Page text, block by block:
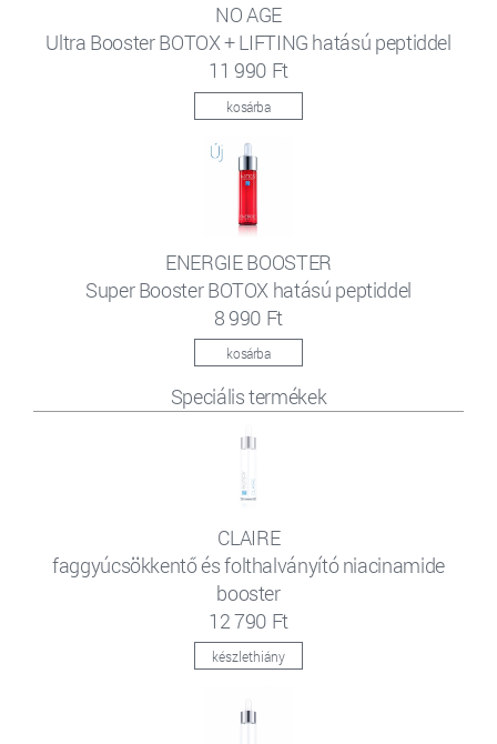
NO AGE
Ultra Booster BOTOX + LIFTING hatású peptiddel
11 990 Ft
kosárba
ENERGIE BOOSTER
Super Booster BOTOX hatású peptiddel
8 990 Ft
kosárba
Speciális termékek
CLAIRE
faggyúcsökkentő és folthalványító niacinamide
booster
12 790 Ft
készlethiány